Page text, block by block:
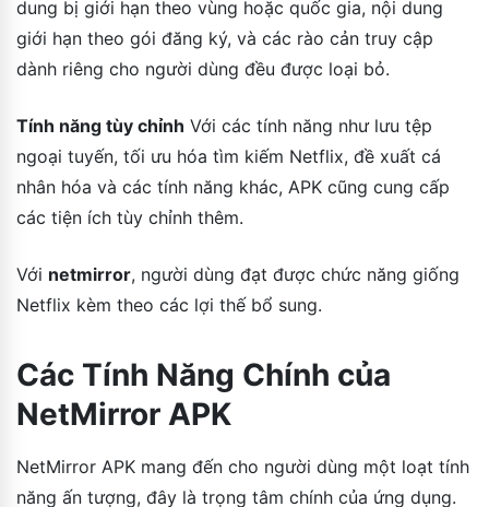
dung bị giới hạn theo vùng hoặc quốc gia, nội dung
giới hạn theo gói đăng ký, và các rào cản truy cập
dành riêng cho người dùng đều được loại bỏ.
Tính năng tùy chỉnh Với các tính năng như lưu tệp
ngoại tuyến, tối ưu hóa tìm kiếm Netflix, đề xuất cá
nhân hóa và các tính năng khác, APK cũng cung cấp
các tiện ích tùy chỉnh thêm.
Với netmirror, người dùng đạt được chức năng giống
Netflix kèm theo các lợi thế bổ sung.
Các Tính Năng Chính của
NetMirror APK
NetMirror APK mang đến cho người dùng một loạt tính
năng ấn tượng, đây là trọng tâm chính của ứng dụng.